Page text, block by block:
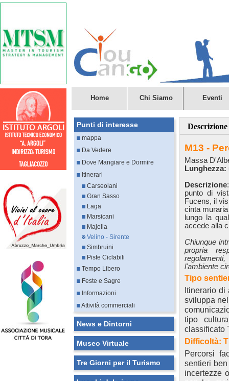
Home Chi Siamo Eventi
Punti di interesse
mappa
Da Vedere
Dove Mangiare e Dormire
Itinerari
Carseolani
Gran Sasso
Laga
Marsicani
Majella
Velino - Sirente
Simbruini
Piste Ciclabili
Tempo Libero
Feste e Sagre
Informazioni
Attività commerciali
News e Dintorni
Museo Virtuale
Tre Giorni per il Turismo
Descrizione
M13 -
Massa
Descrizione
punto di
Fucens, il
cinta
lungo la
accede alla
Chiunque
propria
l'ambiente
Tipo
Itinerario di
sviluppa
tipo
classificato
Difficoltà:
Percorsi
sentieri
incertezze